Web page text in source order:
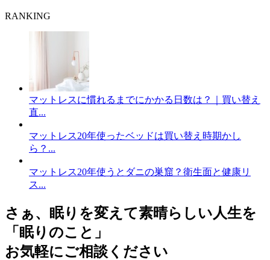
RANKING
マットレスに慣れるまでにかかる日数は？｜買い替え
直...
マットレス20年使ったベッドは買い替え時期かし
ら？...
マットレス20年使うとダニの巣窟？衛生面と健康リ
ス...
さぁ、眠りを変えて素晴らしい人生を
「眠りのこと」
お気軽にご相談ください